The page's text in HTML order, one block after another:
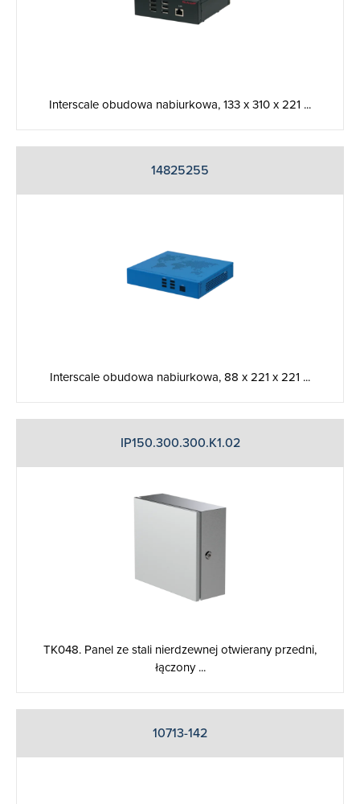
Interscale obudowa nabiurkowa, 133 x 310 x 221 ...
14825255
Interscale obudowa nabiurkowa, 88 x 221 x 221 ...
IP150.300.300.K1.02
TK048. Panel ze stali nierdzewnej otwierany przedni,
łączony ...
10713-142